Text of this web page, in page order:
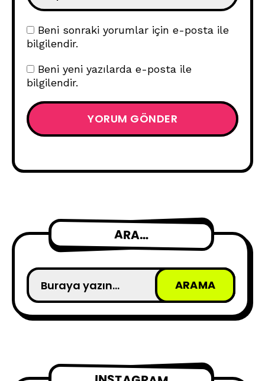
Beni sonraki yorumlar için e-posta ile
bilgilendir.
Beni yeni yazılarda e-posta ile
bilgilendir.
ARA…